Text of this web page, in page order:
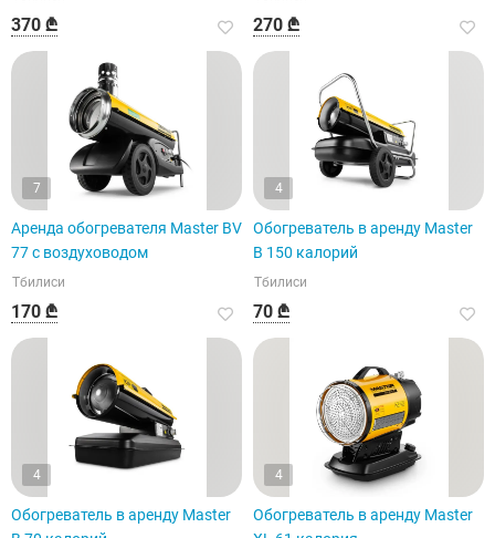
370 ₾ 270 ₾
7
Аренда обогревателя Master BV
77 с воздуховодом
Тбилиси
170 ₾
4
Обогреватель в аренду Master
B 150 калорий
Тбилиси
70 ₾
4
Обогреватель в аренду Master
4
Обогреватель в аренду Master